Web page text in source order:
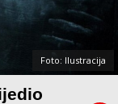
Foto: Ilustracija